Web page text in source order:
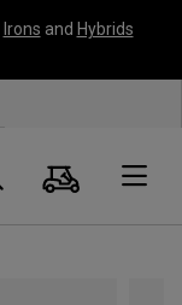
Irons and Hybrids
Panier